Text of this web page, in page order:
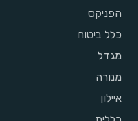
הפניקס
כלל ביטוח
מגדל
מנורה
איילון